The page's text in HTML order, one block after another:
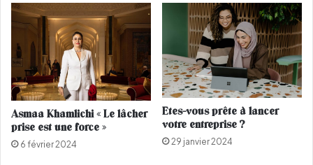
d
i
o
n
d
e
l
a
l
A
l
A
d
h
Asmaa Khamlichi « Le lâcher
prise est une force »
6 février 2024
Etes-vous prête à lancer
votre entreprise ?
29 janvier 2024